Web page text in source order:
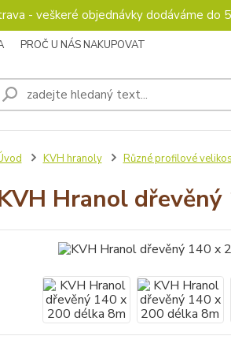
- veškeré objednávky dodáváme
PROČ U NÁS NAKUPOVAT
KVH hranoly Různé profilové
Hranol